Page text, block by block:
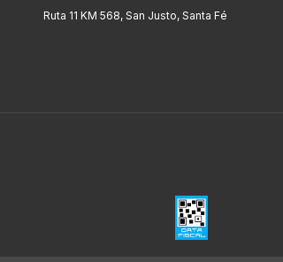
Ruta 11 KM 568, San Justo, Santa Fé